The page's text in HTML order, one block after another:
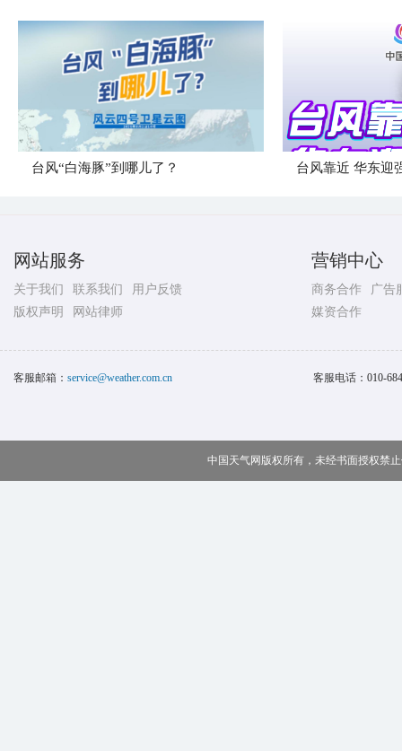
台风“白海豚”到哪儿了？ 台风靠近 华东迎
网站服务
关于我们 联系我们
用户反馈
版权声明
网站律师
营销中心
商务合作
广告
媒资合作
客服邮箱： service@weather.com.cn 客服电话： 010-
中国天气网版权所有，未经书面授权